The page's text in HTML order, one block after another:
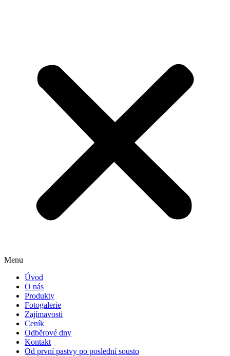
Menu
Úvod
O nás
Produkty
Fotogalerie
Zajímavosti
Cení­k
Odběrové dny
Kontakt
Od první pastvy po poslední sousto